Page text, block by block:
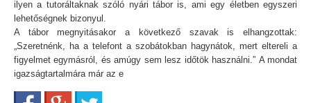
ilyen a tutoráltaknak szóló nyári tábor is, ami egy életben egyszeri
lehetőségnek bizonyul.
A tábor megnyitásakor a következő szavak is elhangzottak:
„Szeretnénk, ha a telefont a szobátokban hagynátok, mert eltereli a
figyelmet egymásról, és amúgy sem lesz időtök használni.” A mondat
igazságtartalmára már az e
FacebookGoogle+